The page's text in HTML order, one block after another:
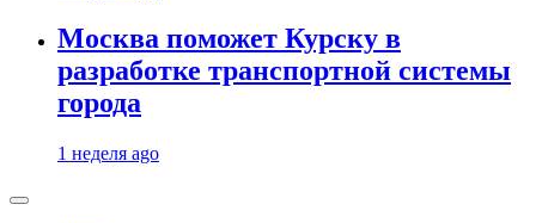
Москва поможет Курску в
разработке транспортной системы
города
1 неделя ago